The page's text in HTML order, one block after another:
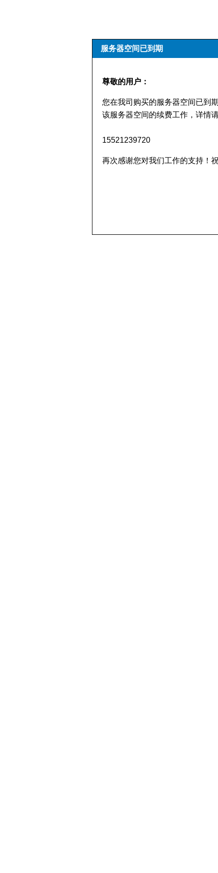
服务器空间已到期
尊敬的用户：
您在我司购买的服务器空间已到
该服务器空间的续费工作，详情
15521239720
再次感谢您对我们工作的支持！